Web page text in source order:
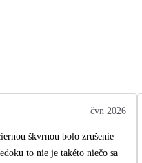
čvn 2026
škvrnou bolo zrušenie
to nie je takéto niečo sa